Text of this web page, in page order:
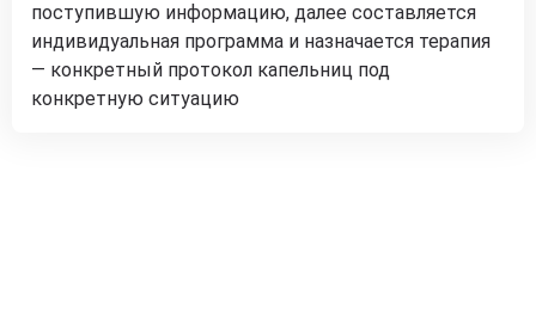
поступившую информацию, далее составляется
индивидуальная программа и назначается терапия
— конкретный протокол капельниц под
конкретную ситуацию